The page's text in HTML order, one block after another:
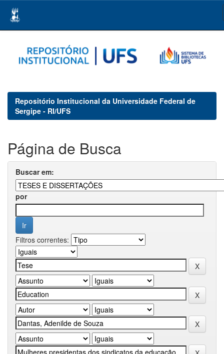
navigation
Repositório Institucional da Universidade Federal de
Sergipe - RI/UFS
Página de Busca
Buscar em:
por
Filtros correntes: